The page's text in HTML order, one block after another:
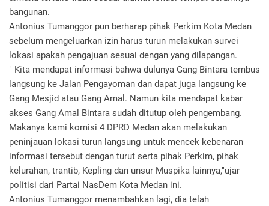
bangunan.
Antonius Tumanggor pun berharap pihak Perkim Kota Medan
sebelum mengeluarkan izin harus turun melakukan survei
lokasi apakah pengajuan sesuai dengan yang dilapangan.
" Kita mendapat informasi bahwa dulunya Gang Bintara tembus
langsung ke Jalan Pengayoman dan dapat juga langsung ke
Gang Mesjid atau Gang Amal. Namun kita mendapat kabar
akses Gang Amal Bintara sudah ditutup oleh pengembang.
Makanya kami komisi 4 DPRD Medan akan melakukan
peninjauan lokasi turun langsung untuk mencek kebenaran
informasi tersebut dengan turut serta pihak Perkim, pihak
kelurahan, trantib, Kepling dan unsur Muspika lainnya,"ujar
politisi dari Partai NasDem Kota Medan ini.
Antonius Tumanggor menambahkan lagi, dia telah